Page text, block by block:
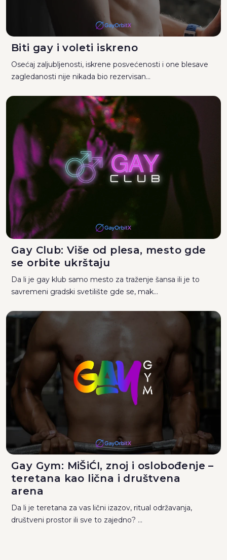
Biti gay i voleti iskreno
Osećaj zaljubljenosti, iskrene posvećenosti i one blesave
zagledanosti nije nikada bio rezervisan...
Gay Club: Više od plesa, mesto gde
se orbite ukrštaju
Da li je gay klub samo mesto za traženje šansa ili je to
savremeni gradski svetilište gde se, mak...
Gay Gym: MiŠiĆI, znoj i oslobođenje –
teretana kao lična i društvena
arena
Da li je teretana za vas lični izazov, ritual održavanja,
društveni prostor ili sve to zajedno? ...